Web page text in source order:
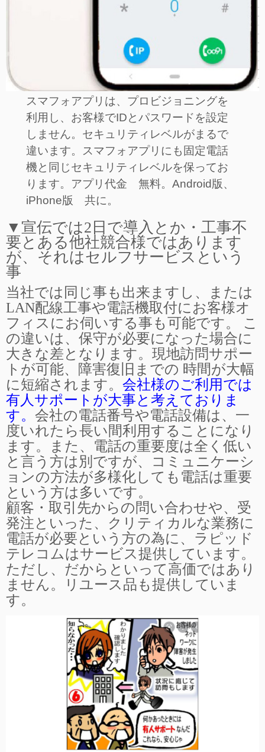
スマフォアプリは、プロビジョニングを
利用し、お客様でIDとパスワードを設定
しません。セキュリティレベルがまるで
違います。スマフォアプリにも固定電話
機と同じセキュリティレベルを保ってお
ります。アプリ代金 無料。Android版、
iPhone版 共に。
▼宣伝では2日で導入とか・工事不
要とある他社競合様ではあります
が、それはセルフサービスという
事
当社では同じ事も出来ますし、または
LAN配線工事や電話機取付にお客様オ
フィスにお伺いする事も可能です。 こ
の違いは、保守が必要になった場合に
大きな差となります。現地訪問サポー
トが可能、障害復旧までの 時間が大幅
に短縮されます。 会社様のご利用では
有人サポートが大事と考えておりま
す。 会社の電話番号や電話設備は、一
度いれたら長い間利用することになり
ます。また、電話の重要度は全く低い
と言う方は別ですが、コミュニケーシ
ョンの方法が多様化しても電話は重要
という方は多いです。
顧客・取引先からの問い合わせや、受
発注といった、クリティカルな業務に
電話が必要という方の為に、ラピッド
テレコムはサービス提供しています。
ただし、だからといって高価ではあり
ません。リユース品も提供していま
す。